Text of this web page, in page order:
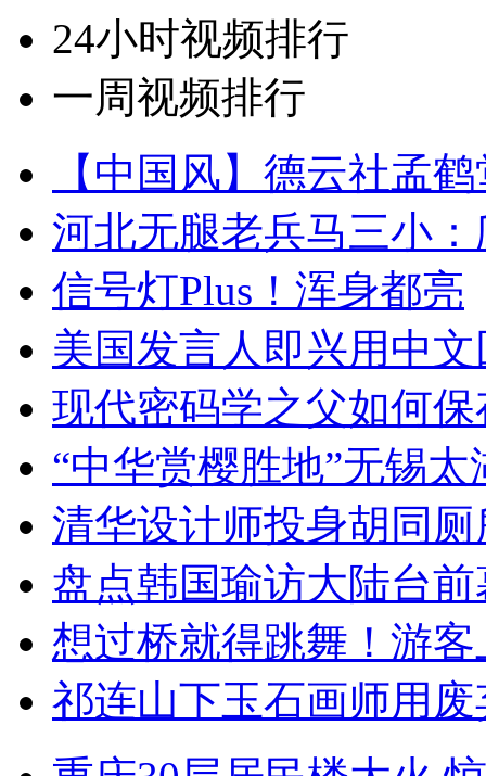
24小时视频排行
一周视频排行
【中国风】德云社孟
河北无腿老兵马三小
信号灯Plus！浑身都亮
美国发言人即兴用中
现代密码学之父如何
“中华赏樱胜地”无锡
清华设计师投身胡同
盘点韩国瑜访大陆台
想过桥就得跳舞！游客
祁连山下玉石画师用